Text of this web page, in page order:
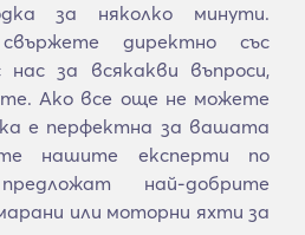
за няколко минути.
директно със
за всякакви въпроси,
Ако все още не можете
е перфектна за вашата
нашите експерти по
най-добрите
или моторни яхти за